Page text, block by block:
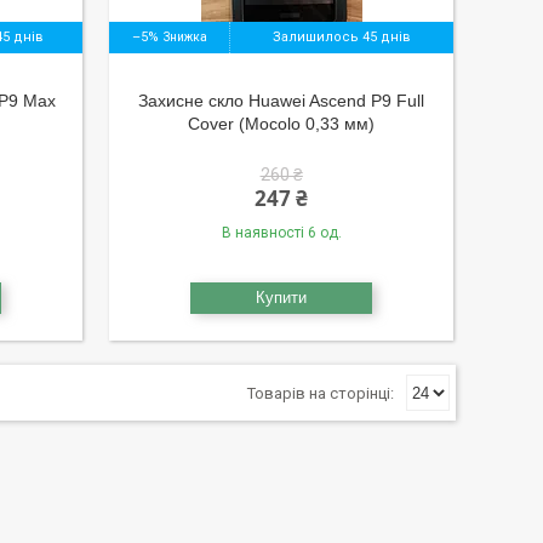
днів
Max
–5% Залишилось 45 днів
Захисне скло Huawei Ascend P9 Full
Cover (Mocolo 0,33 мм)
260 ₴
247 ₴
В наявності 6 од.
Купити